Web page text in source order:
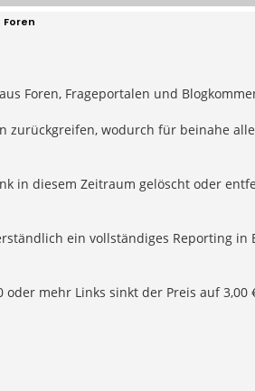
Foren
Foren, Frageportalen und
zurückgreifen, wodurch für beinahe
in diesem Zeitraum gelöscht oder
ein vollständiges Reporting in
mehr Links sinkt der Preis auf 3,00